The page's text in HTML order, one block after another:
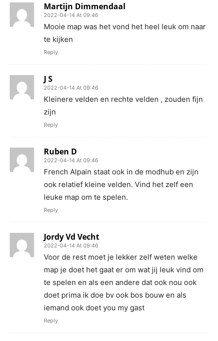
Martijn Dimmendaal
2022-04-14 At 09:46
Mooie map was het vond het heel leuk om naar
te kijken
Reply
J S
2022-04-14 At 09:46
Kleinere velden en rechte velden , zouden fijn
zijn
Reply
Ruben D
2022-04-14 At 09:46
French Alpain staat ook in de modhub en zijn
ook relatief kleine velden. Vind het zelf een
leuke map om te spelen.
Reply
Jordy Vd Vecht
2022-04-14 At 09:46
Voor de rest moet je lekker zelf weten welke
map je doet het gaat er om wat jij leuk vind om
te spelen en als een andere dat ook nou ook
doet prima ik doe bv ook bos bouw en als
iemand ook doet you my gast
Reply